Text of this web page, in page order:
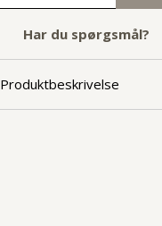
Har du spørgsmål?
Produktbeskrivelse